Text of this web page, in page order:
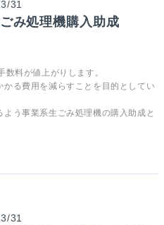
31
み処理機購入助成
料が値上がりします。
かる費用を減らすことを目的としてい
う事業系生ごみ処理機の購入助成と
31